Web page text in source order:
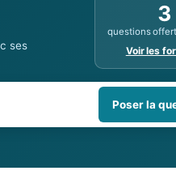
ses
3
questions
Voir les
Poser la